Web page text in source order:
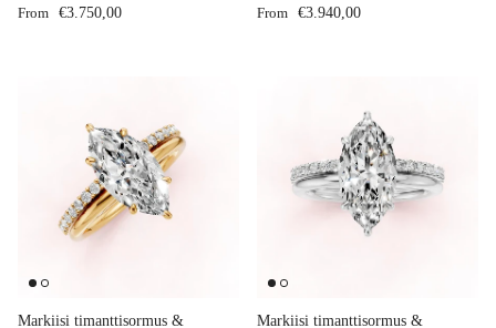
Regular price
From €3.750,00
Regular price
From €3.940,00
Markiisi timanttisormus & Markiisi timanttisormus &